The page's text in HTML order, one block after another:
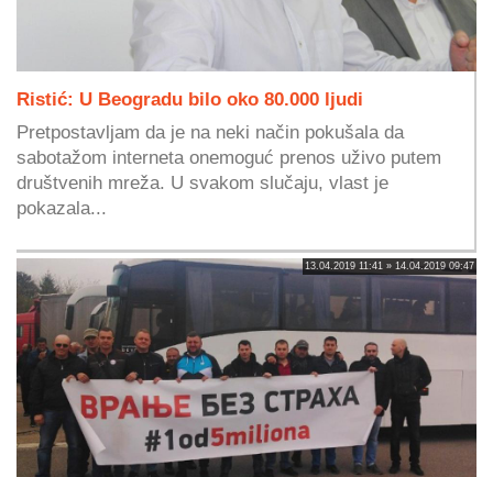
Ristić: U Beogradu bilo oko 80.000 ljudi
Pretpostavljam da je na neki način pokušala da
sabotažom interneta onemoguć prenos uživo putem
društvenih mreža. U svakom slučaju, vlast je
pokazala...
13.04.2019 11:41 » 14.04.2019 09:47